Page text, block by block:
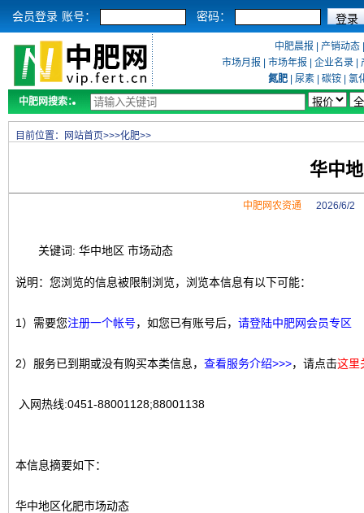
会员登录 账号： 密码：
中肥晨报 产销动态
市场月报
市场年报 企业名录
氮肥
尿素 碳铵
氯
中肥网搜索：
目前位置： 网站首页>>>化肥>>
华中
中肥网农资通2026/6/2
关键词: 华中地区 市场动态
说明：您浏览的信息被限制浏览，浏览本信息有以下可能：
1）需要您注册一个帐号，如您已有账号后， 请登陆中肥网会员专区
2）服务已到期或没有购买本类信息， 查看服务介绍>>>，请点击这里
入网热线:0451-88001128;88001138
本信息摘要如下：
华中地区化肥市场动态